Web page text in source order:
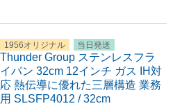
1956オリジナル 当日発送
Thunder Group ステンレスフラ
イパン 32cm 12インチ ガス IH対
応 熱伝導に優れた三層構造 業務
用 SLSFP4012 / 32cm